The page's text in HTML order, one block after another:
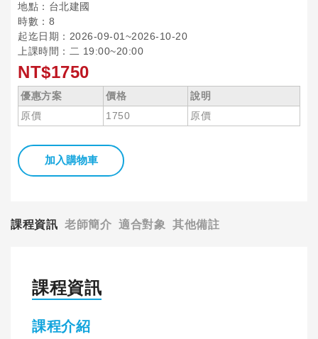
地點：台北建國
時數：8
起迄日期：2026-09-01~2026-10-20
上課時間：二 19:00~20:00
NT$1750
優惠方案 價格
說明
原價
1750 原價
加入購物車
課程資訊 老師簡介 適合對象 其他備註
課程資訊
課程介紹